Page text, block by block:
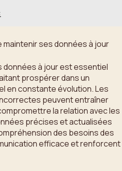
maintenir ses données à jour
données à jour est essentiel
prospérer dans un
en constante évolution. Les
peuvent entraîner
la relation avec les
précises et actualisées
des besoins des
efficace et renforcent